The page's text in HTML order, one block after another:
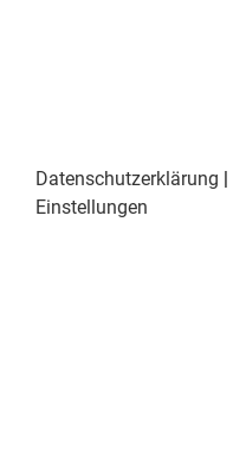
Datenschutzerklärung |
Einstellungen